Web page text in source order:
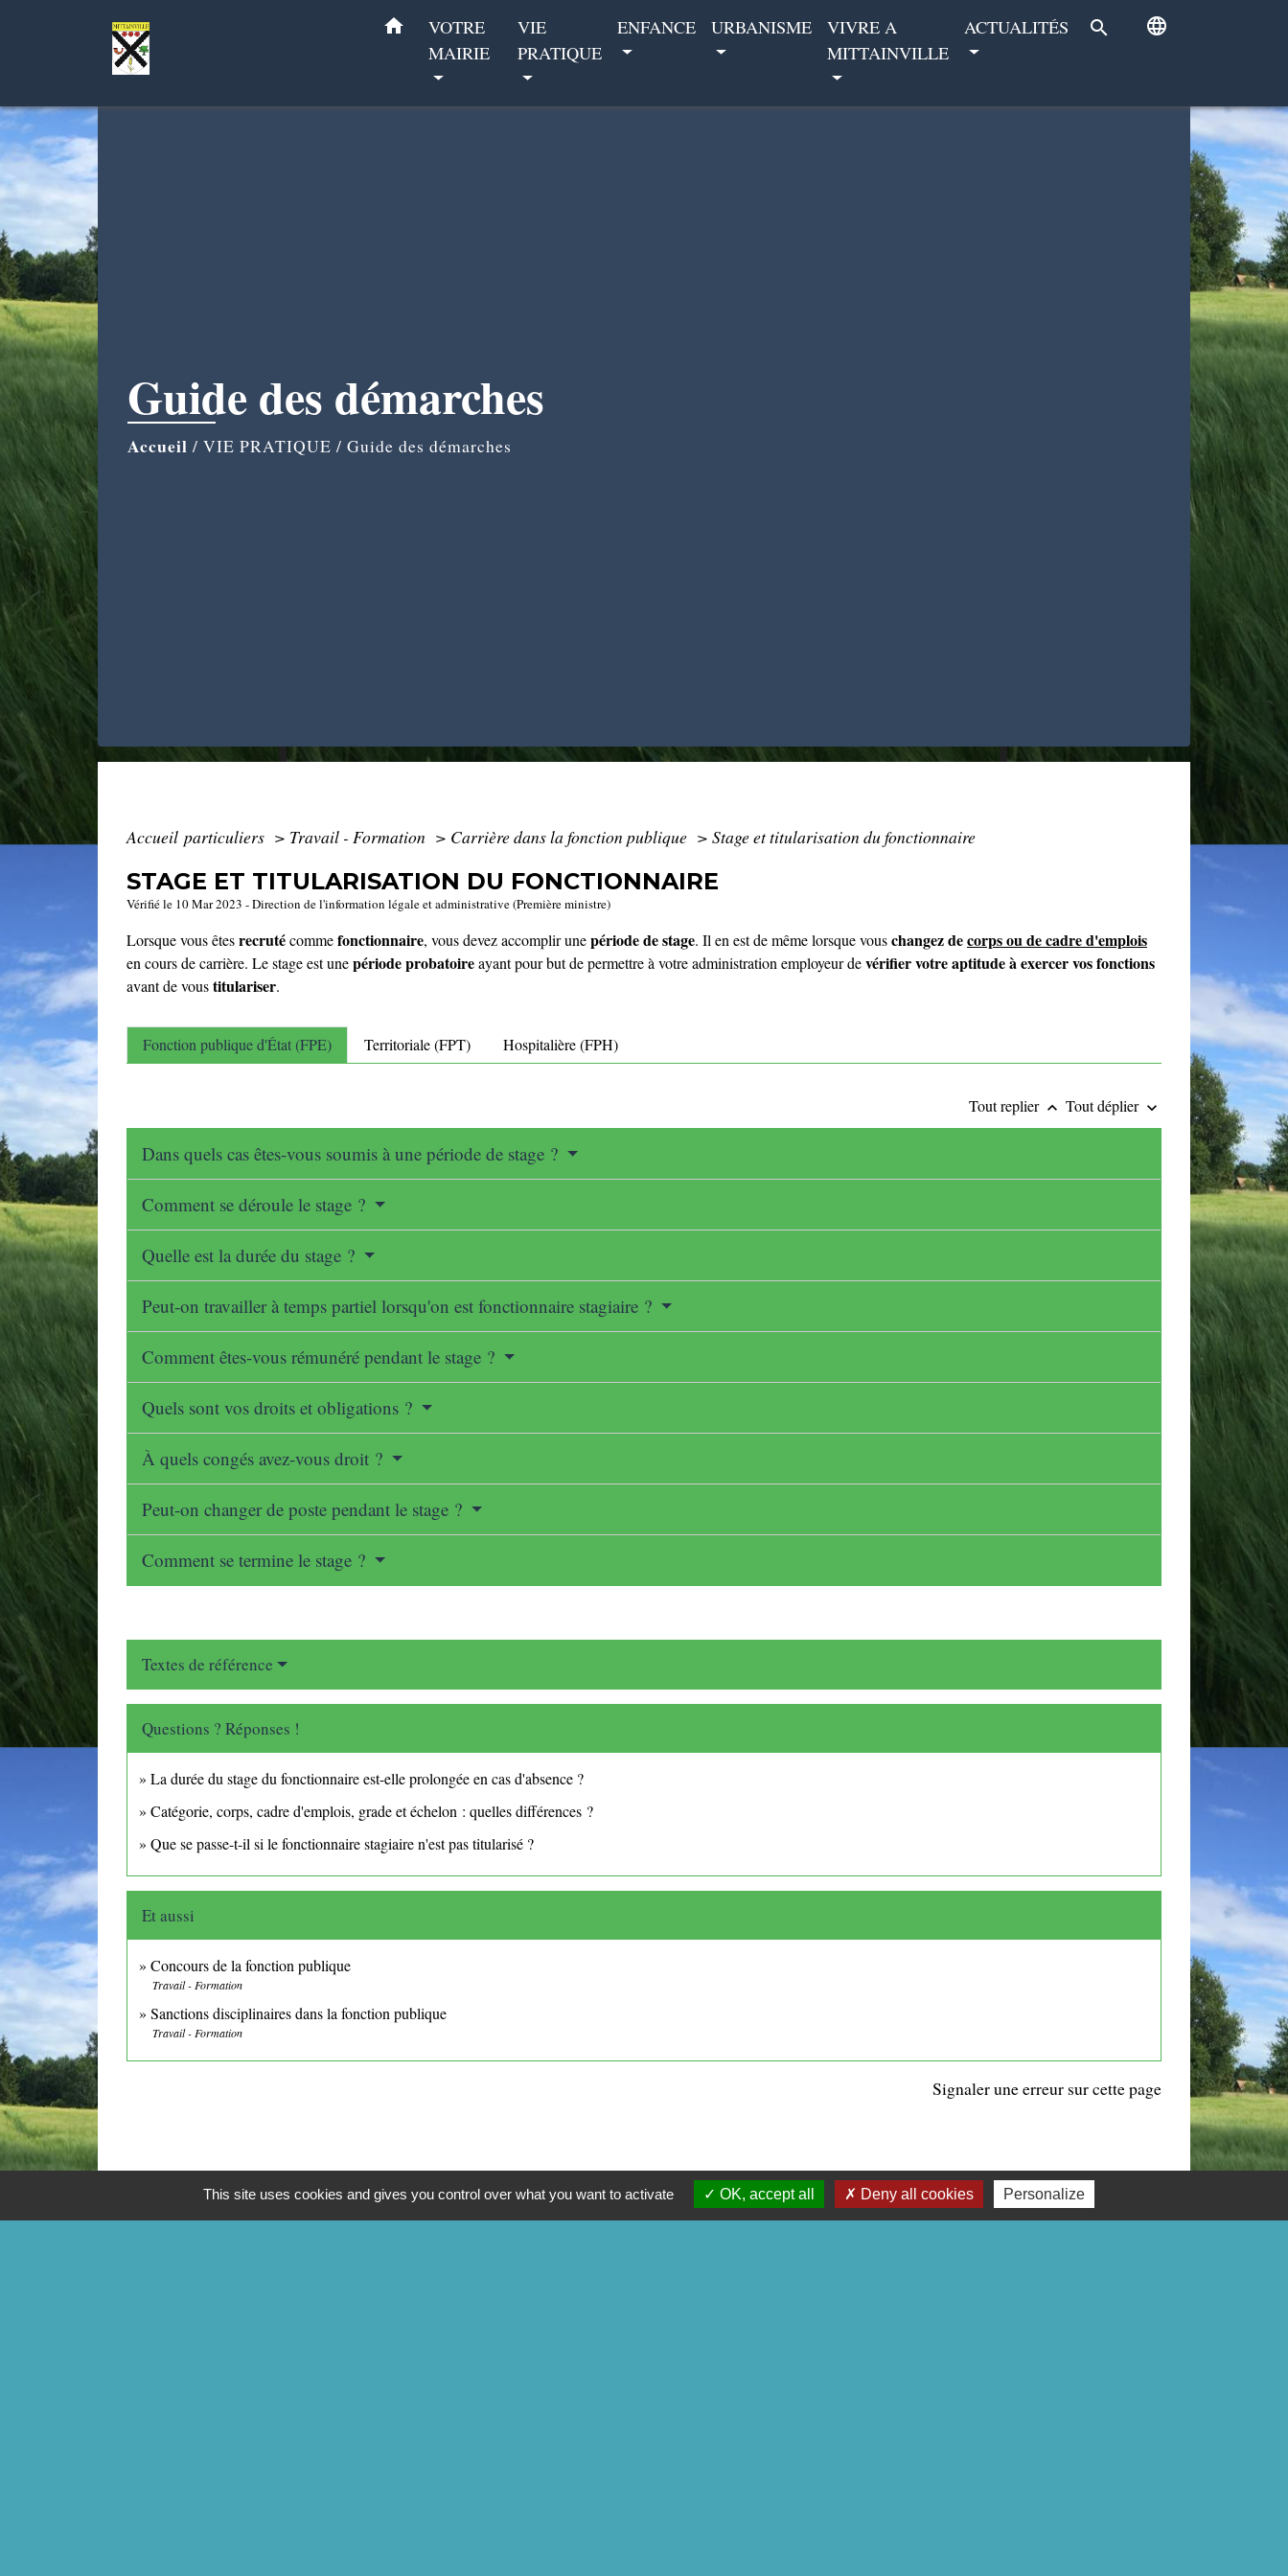
home
VOTRE
MAIRIE
VIE
PRATIQUE
ENFANCE URBANISME
VIVRE A
MITTAINVILLE
ACTUALITÉS search language
Guide des démarches
Accueil / VIE PRATIQUE / Guide des démarches
Accueil particuliers > Travail - Formation > Carrière dans la fonction publique > Stage et titularisation du fonctionnaire
STAGE ET TITULARISATION DU FONCTIONNAIRE
Vérifié le 10 Mar 2023 - Direction de l'information légale et administrative (Première ministre)
Lorsque vous êtesrecrutécommefonctionnaire, vous devez accomplir unepériode de stage. Il en est de même lorsque vouschangez decorps ou de cadre d'emplois
en cours de carrière. Le stage est unepériode probatoireayant pour but de permettre à votre administration employeur devérifier votre aptitude à exercer vos fonctions
avant de voustitulariser.
Fonction publique d'État (FPE) Territoriale (FPT) Hospitalière (FPH)
Tout replier keyboard_arrow_up Tout déplier keyboard_arrow_down
Dans quels cas êtes-vous soumis à une période de stage ?
Comment se déroule le stage ?
Quelle est la durée du stage ?
Peut-on travailler à temps partiel lorsqu'on est fonctionnaire stagiaire ?
Comment êtes-vous rémunéré pendant le stage ?
Quels sont vos droits et obligations ?
À quels congés avez-vous droit ?
Peut-on changer de poste pendant le stage ?
Comment se termine le stage ?
Textes de référence
Questions ? Réponses !
La durée du stage du fonctionnaire est-elle prolongée en cas d'absence ?
Catégorie, corps, cadre d'emplois, grade et échelon : quelles différences ?
Que se passe-t-il si le fonctionnaire stagiaire n'est pas titularisé ?
Et aussi
Concours de la fonction publique
Travail - Formation
Sanctions disciplinaires dans la fonction publique
Travail - Formation
Signaler une erreur sur cette page
This site uses cookies and gives you control over what you want to activate OK, accept all Deny all cookies Personalize